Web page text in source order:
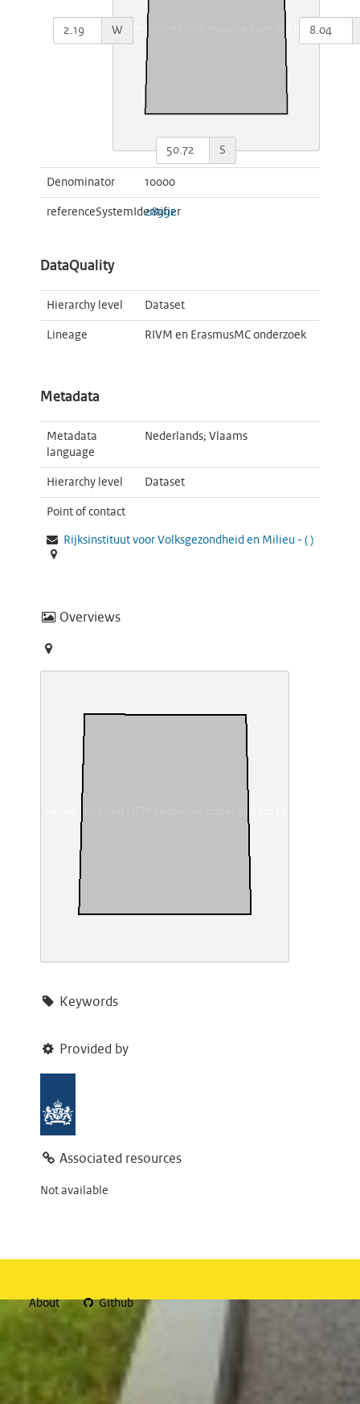
S
W
Denominator 10000
referenceSystemIdentifier
28992
DataQuality
Hierarchy level Dataset
Lineage RIVM en ErasmusMC onderzoek
Metadata
Metadata
language
Nederlands; Vlaams
Hierarchy level Dataset
Point of contact
Rijksinstituut voor Volksgezondheid en Milieu - ( )
Overviews
Keywords
Provided by
Associated resources
Not available
About Github